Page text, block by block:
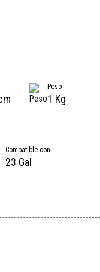
Peso
1 Kg
Compatible con
23 Gal